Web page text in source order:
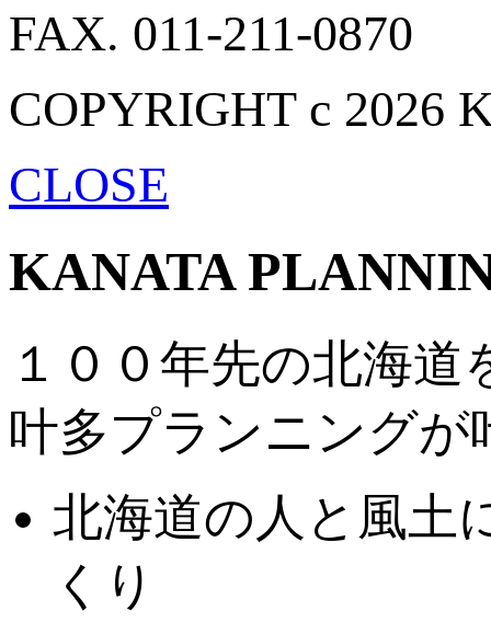
FAX. 011-211-0870
COPYRIGHT c 2026
CLOSE
KANATA
１００年先の北海道
叶多プランニングが
北海道の人と風土
くり